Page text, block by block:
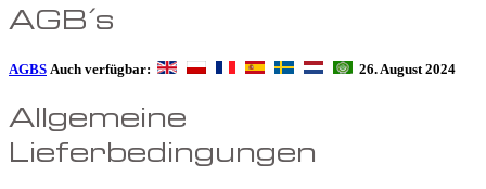
AGB´s
AGBS Auch verfügbar: 26. August 2024
Allgemeine
Lieferbedingungen